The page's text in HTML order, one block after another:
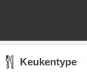
Keukentype